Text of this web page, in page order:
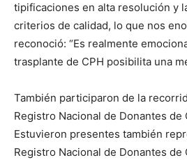
tipificaciones en alta resolución y
criterios de calidad, lo que nos
reconoció: “Es realmente
trasplante de CPH posibilita una
También participaron de la
Registro Nacional de Donantes de
Estuvieron presentes también
Registro Nacional de Donantes de